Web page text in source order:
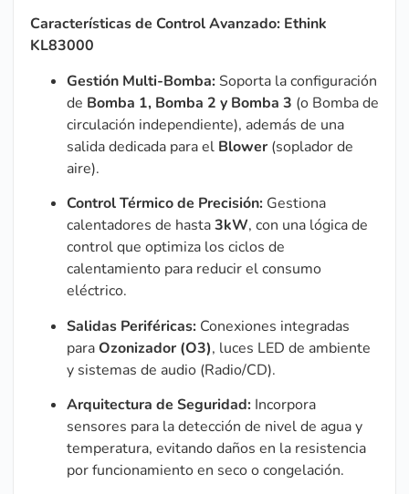
Características de Control Avanzado: Ethink
KL83000
Gestión Multi-Bomba: Soporta la configuración
de Bomba 1, Bomba 2 y Bomba 3 (o Bomba de
circulación independiente), además de una
salida dedicada para el Blower (soplador de
aire).
Control Térmico de Precisión: Gestiona
calentadores de hasta3kW, con una lógica de
control que optimiza los ciclos de
calentamiento para reducir el consumo
eléctrico.
Salidas Periféricas: Conexiones integradas
paraOzonizador (O3), luces LED de ambiente
y sistemas de audio (Radio/CD).
Arquitectura de Seguridad: Incorpora
sensores para la detección de nivel de agua y
temperatura, evitando daños en la resistencia
por funcionamiento en seco o congelación.